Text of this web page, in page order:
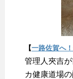
【一路佐賀へ
管理人夾吉
カ健康道場